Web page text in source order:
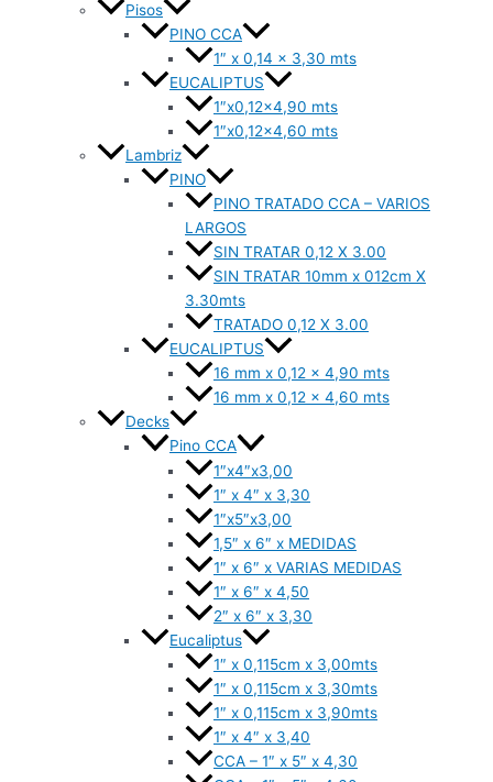
Pisos
PINO CCA
1″ x 0,14 x 3,30 mts
EUCALIPTUS
1″x0,12×4,90 mts
1″x0,12×4,60 mts
Lambriz
PINO
PINO TRATADO CCA – VARIOS
LARGOS
SIN TRATAR 0,12 X 3.00
SIN TRATAR 10mm x 012cm X
3.30mts
TRATADO 0,12 X 3.00
EUCALIPTUS
16 mm x 0,12 x 4,90 mts
16 mm x 0,12 x 4,60 mts
Decks
Pino CCA
1″x4″x3,00
1″ x 4″ x 3,30
1″x5″x3,00
1,5″ x 6″ x MEDIDAS
1″ x 6″ x VARIAS MEDIDAS
1″ x 6″ x 4,50
2″ x 6″ x 3,30
Eucaliptus
1″ x 0,115cm x 3,00mts
1″ x 0,115cm x 3,30mts
1″ x 0,115cm x 3,90mts
1″ x 4″ x 3,40
CCA – 1″ x 5″ x 4,30